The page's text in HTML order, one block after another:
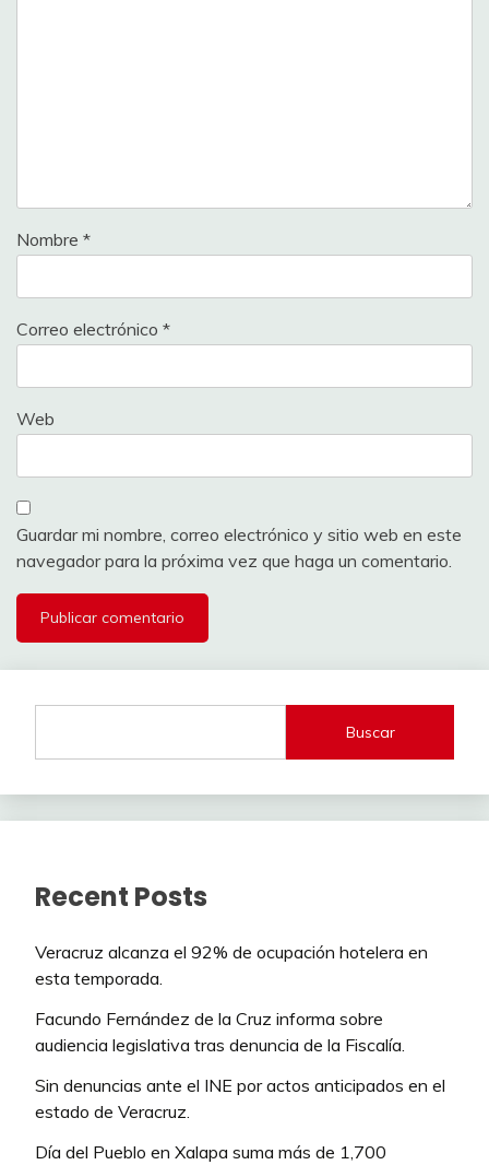
Nombre *
Correo electrónico *
Web
Guardar mi nombre, correo electrónico y sitio web en este
navegador para la próxima vez que haga un comentario.
Buscar
Recent Posts
Veracruz alcanza el 92% de ocupación hotelera en
esta temporada.
Facundo Fernández de la Cruz informa sobre
audiencia legislativa tras denuncia de la Fiscalía.
Sin denuncias ante el INE por actos anticipados en el
estado de Veracruz.
Día del Pueblo en Xalapa suma más de 1,700